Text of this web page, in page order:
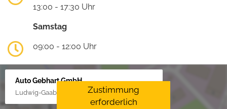
13:00 - 17:30 Uhr
Samstag
09:00 - 12:00 Uhr
Auto Gebhart GmbH
Ludwig-Gaab-Str. 4, 88427 Bad Schussenried
Zustimmung
erforderlich